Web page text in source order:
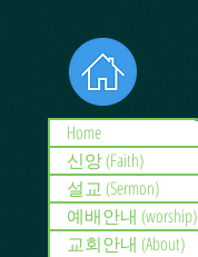
Home
신앙 (Faith)
설교 (Sermon)
예배안내 (worship)
교회안내 (About)